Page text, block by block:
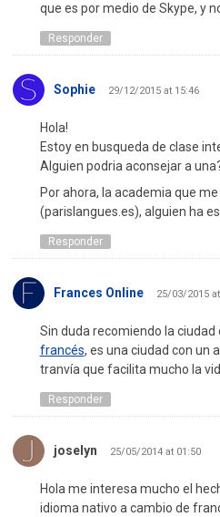
que es por medio de Skype, y
Responder
Sophie 29/12/2015 at 15:46
Hola!
Estoy en busqueda de clase
Alguien podria aconsejar a
Por ahora, la academia que
(parislangues.es), alguien ha
Responder
Frances Online 25/03/2015
Sin duda recomiendo la ciudad
francés, es una ciudad con un
tranvía que facilita mucho la
Responder
joselyn 25/05/2014 at 01:50
Hola me interesa mucho el
idioma nativo a cambio de